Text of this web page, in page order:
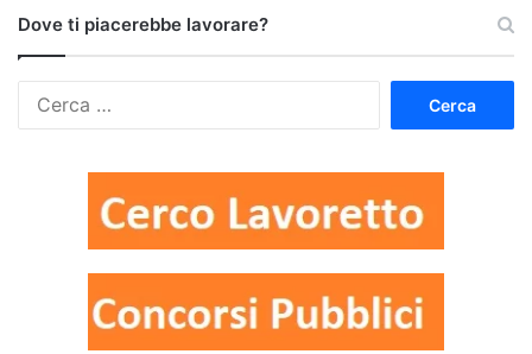
Dove ti piacerebbe lavorare?